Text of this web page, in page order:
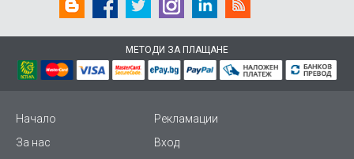
МЕТОДИ ЗА ПЛАЩАНЕ
Начало
Рекламации
За нас
Вход